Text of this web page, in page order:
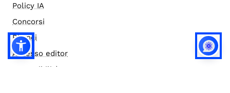
Policy IA
Concorsi
Bilanci
Accesso editor
Accessibilità